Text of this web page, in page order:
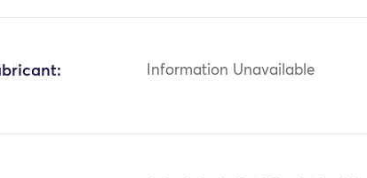
Information Unavailable